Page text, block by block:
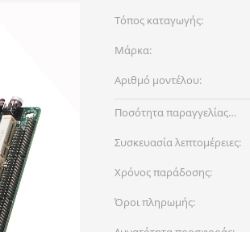
Τόπος καταγωγής:
Μάρκα:
Αριθμό μοντέλου:
Ποσότητα παραγγελίας
min:
Συσκευασία λεπτομέρειες:
Χρόνος παράδοσης:
Όροι πληρωμής: